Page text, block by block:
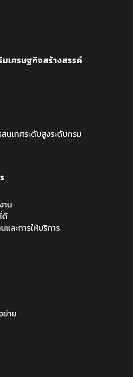
เศรษฐกิจสร้างสรรค์
นเทศระดับสูงระดับกรม
าน
ดี
ละการให้บริการ
ข่าย